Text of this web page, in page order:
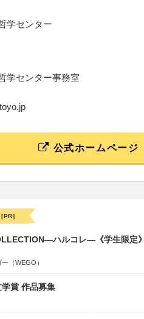
学センター
学センター事務室
公式ホームページ
[PR]
ハルコレ―《学生限定》
（WEGO）
賞 作品募集